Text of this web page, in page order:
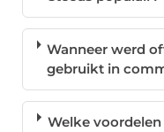
Wanneer werd
gebruikt in
Welke